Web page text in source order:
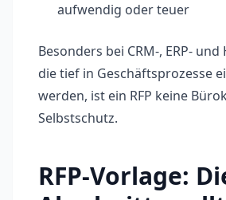
aufwendig oder teuer
Besonders bei CRM-, ERP- und
die tief in Geschäftsprozesse
werden, ist ein RFP keine
Selbstschutz.
RFP-Vorlage: